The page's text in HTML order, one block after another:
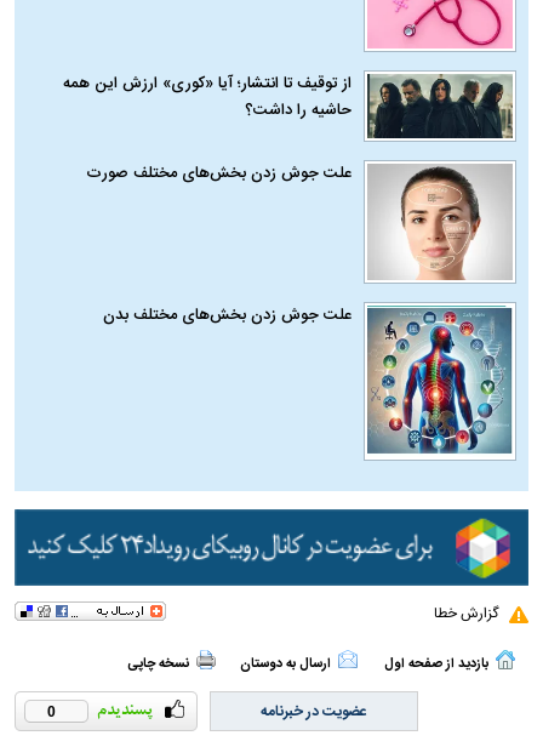
از توقیف تا انتشار؛ آیا «کوری» ارزش این همه
حاشیه را داشت؟
علت جوش زدن بخش‌های مختلف صورت
علت جوش زدن بخش‌های مختلف بدن
گزارش خطا
بازدید از صفحه اول ارسال به دوستان نسخه چاپی
0 عضویت در خبرنامه